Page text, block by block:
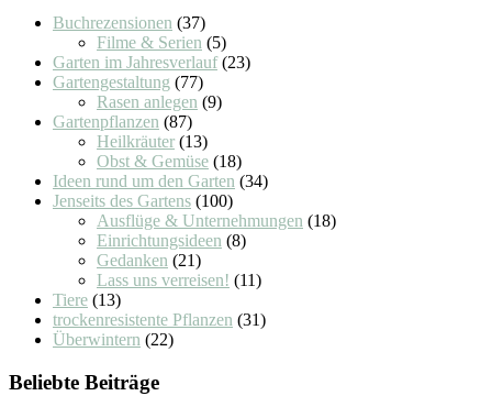
Buchrezensionen (37)
Filme & Serien (5)
Garten im Jahresverlauf(23)
Gartengestaltung (77)
Rasen anlegen (9)
Gartenpflanzen (87)
Heilkräuter (13)
Obst & Gemüse (18)
Ideen rund um den Garten (34)
Jenseits des Gartens (100)
Ausflüge & Unternehmungen (18)
Einrichtungsideen (8)
Gedanken (21)
Lass uns verreisen! (11)
Tiere (13)
trockenresistente Pflanzen (31)
Überwintern (22)
Beliebte Beiträge